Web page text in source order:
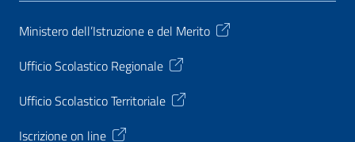
Ministero dell’Istruzione e del Merito
Ufficio Scolastico Regionale
Ufficio Scolastico Territoriale
Iscrizione on line